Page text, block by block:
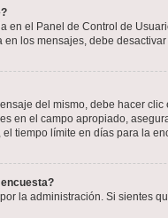
en el Panel de Control de
en los mensajes, debe
del mismo, debe hacer
en el campo apropiado,
tiempo límite en días para la
la administración. Si sientes